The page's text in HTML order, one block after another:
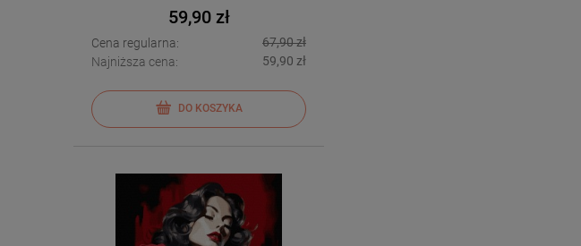
59,90 zł
Cena regularna:
67,90 zł
Najniższa cena:
59,90 zł
DO KOSZYKA